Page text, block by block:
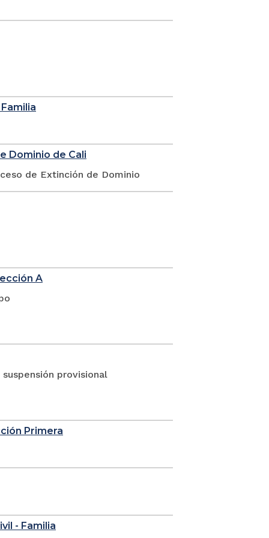
Dominio de Cali
de Extinción de Dominio
A
provisional
Primera
- Familia